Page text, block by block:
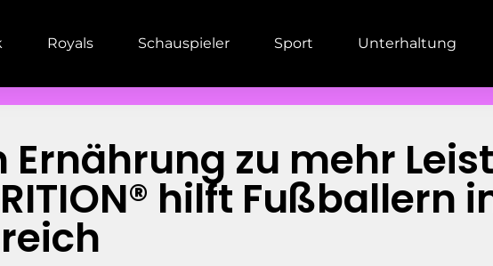
Royals Schauspieler Sport Unterhaltung
zu mehr
hilft Fußballern